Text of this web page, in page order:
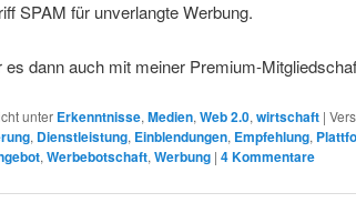
SPAM für unverlangte Werbung.
es dann auch mit meiner Premium-
unter Erkenntnisse, Medien, Web 2.0, wirtschaft |
, Dienstleistung, Einblendungen, Empfehlung,
, Werbebotschaft, Werbung | 4Kommentare